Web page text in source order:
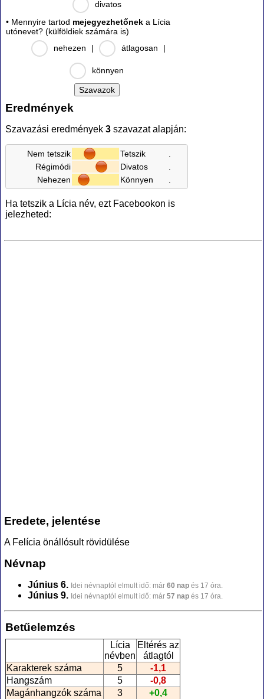
divatos
• Mennyire tartod mejegyezhetőnek a Lícia
utónevet? (külföldiek számára is)
nehezen
| átlagosan |
könnyen
Eredmények
Szavazási eredmények 3 szavazat alapján:
Nem tetszik Tetszik
Régimódi
Divatos
Nehezen
Könnyen
Ha tetszik a Lícia név, ezt Facebookon is
jelezheted:
Eredete, jelentése
A Felícia önállósult rövidülése
Névnap
Június 6. Idei névnaptól elmult idő: már 60 nap és 17 óra.
Június 9. Idei névnaptól elmult idő: már 57 nap és 17 óra.
Betűelemzés
Lícia
névben
Eltérés az
átlagtól
Karakterek száma
5
-1,1
Hangszám
5
-0,8
Magánhangzók száma
3
+0,4